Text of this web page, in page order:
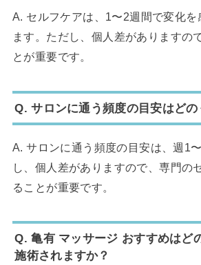
A. セルフケアは、1〜2週間で変化を
ます。ただし、個人差がありますの
とが重要です。
Q. サロンに通う頻度の目安はどの
A. サロンに通う頻度の目安は、週1
し、個人差がありますので、専門の
ることが重要です。
Q. 亀有 マッサージ おすすめはど
施術されますか？